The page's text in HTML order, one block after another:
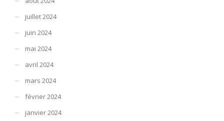
juillet 2024
juin 2024
mai 2024
avril 2024
mars 2024
février 2024
janvier 2024